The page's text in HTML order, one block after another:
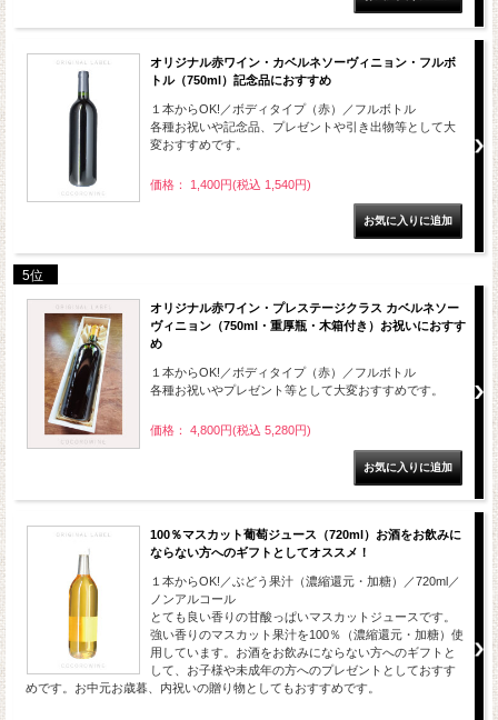
オリジナル赤ワイン・カベルネソーヴィニョン・フルボ
トル（750ml）記念品におすすめ
１本からOK!／ボディタイプ（赤）／フルボトル
各種お祝いや記念品、プレゼントや引き出物等として大
変おすすめです。
価格： 1,400円(税込 1,540円)
5位
オリジナル赤ワイン・プレステージクラス カベルネソー
ヴィニョン（750ml・重厚瓶・木箱付き）お祝いにおすす
め
１本からOK!／ボディタイプ（赤）／フルボトル
各種お祝いやプレゼント等として大変おすすめです。
価格： 4,800円(税込 5,280円)
100％マスカット葡萄ジュース（720ml）お酒をお飲みに
ならない方へのギフトとしてオススメ！
１本からOK!／ぶどう果汁（濃縮還元・加糖）／720ml／
ノンアルコール
とても良い香りの甘酸っぱいマスカットジュースです。
強い香りのマスカット果汁を100％（濃縮還元・加糖）使
用しています。お酒をお飲みにならない方へのギフトと
して、お子様や未成年の方へのプレゼントとしておすす
めです。お中元お歳暮、内祝いの贈り物としてもおすすめです。